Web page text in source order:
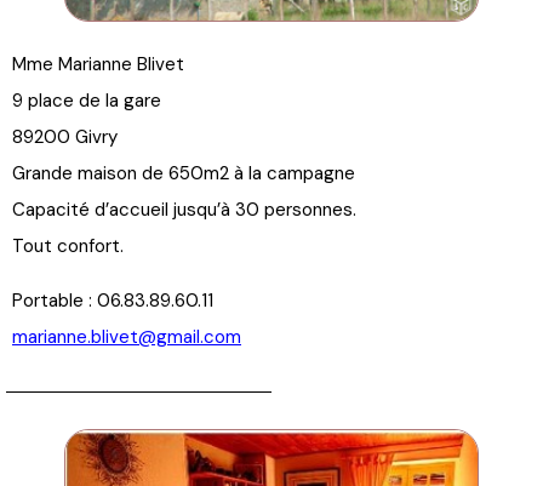
Mme Marianne Blivet
9 place de la gare
89200 Givry
Grande maison de 650m2 à la campagne
Capacité d’accueil jusqu’à 30 personnes.
Tout confort.
Portable : 06.83.89.60.11
marianne.blivet@gmail.com